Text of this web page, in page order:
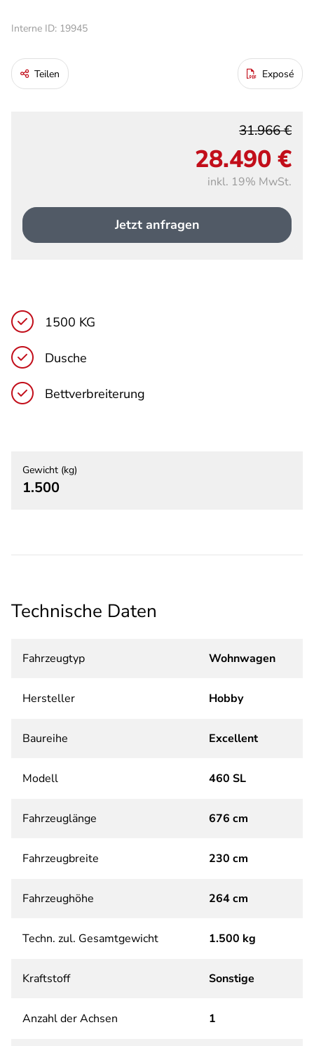
Interne ID: 19945
Teilen Exposé
28.490 €
31.966 €
inkl. 19% MwSt.
Jetzt anfragen
1500 KG
Dusche
Bettverbreiterung
Gewicht (kg)
1.500
Technische Daten
Fahrzeugtyp Wohnwagen
Hersteller Hobby
Baureihe Excellent
Modell 460 SL
Fahrzeuglänge 676 cm
Fahrzeugbreite 230 cm
Fahrzeughöhe 264 cm
Techn. zul. Gesamtgewicht 1.500 kg
Kraftstoff Sonstige
Anzahl der Achsen 1